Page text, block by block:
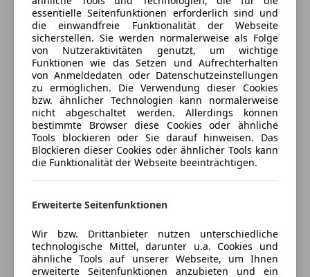
-Sitzheizung für Vordersitze getrennt regelbar
-Frontscheibe, Wärmeschutzglas
-Zentralverriegelung "Keyless-Entry"
-Sicherheitsinnenspiegel automatisch abblendbar
-Front Assist inkl. City ANB für ACC high
-Navigationsfunktion "Discover Media" (für
"Composition Media")
-Chrom-Paket
-Winterpaket
-Mit erweitertem Sicherheitssystem (PreCrash Basic
und Speed Limiter
-1.Besitz aus Wartungsvertrag mit jedem Service vom
Vertragshändler
-NEUE ÖAMTC Überprüfung!
Freischaden-Gutschein ab Stufe 0
Auto einfach online versichern & Rabatt holen
Jetzt berechnen
Verkäufer Händler
5 Sterne
Anbieter auf AutoScout24 seit 2020
VERKAUF Fahrzeuge
essentielle Seitenfunktionen erforderlich sind und
die einwandfreie Funktionalität der Webseite
sicherstellen. Sie werden normalerweise als Folge
von Nutzeraktivitäten genutzt, um wichtige
Funktionen wie das Setzen und Aufrechterhalten
von Anmeldedaten oder Datenschutzeinstellungen
zu ermöglichen. Die Verwendung dieser Cookies
bzw. ähnlicher Technologien kann normalerweise
nicht abgeschaltet werden. Allerdings können
bestimmte Browser diese Cookies oder ähnliche
Tools blockieren oder Sie darauf hinweisen. Das
Blockieren dieser Cookies oder ähnlicher Tools kann
die Funktionalität der Webseite beeinträchtigen.
Erweiterte Seitenfunktionen
Wir bzw. Drittanbieter nutzen unterschiedliche
technologische Mittel, darunter u.a. Cookies und
ähnliche Tools auf unserer Webseite, um Ihnen
erweiterte Seitenfunktionen anzubieten und ein